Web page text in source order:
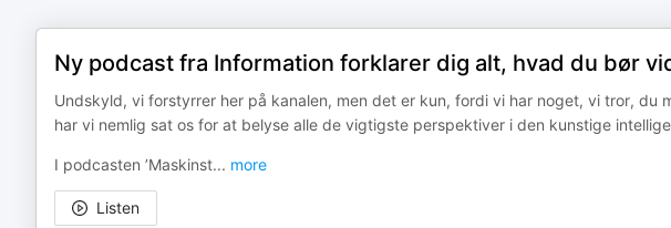
Ny podcast fra Information forklarer dig alt, hvad du bør
Undskyld, vi forstyrrer her på kanalen, men det er kun, fordi vi har noget, vi tror, du
har vi nemlig sat os for at belyse alle de vigtigste perspektiver i den kunstige
I podcasten ’Maskinst... more
Listen